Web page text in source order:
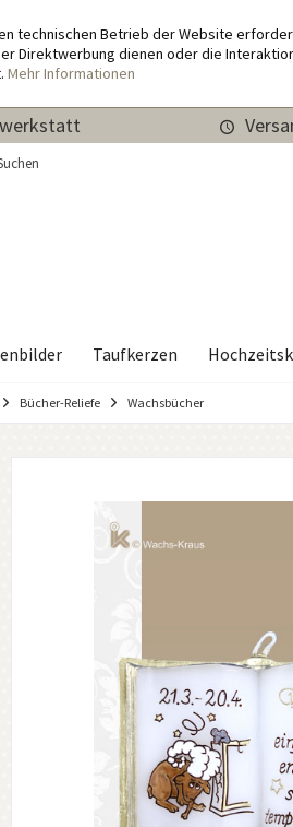
technischen Betrieb der Website
Direktwerbung dienen oder die
Mehr Informationen
Taufkerzen
Bücher-Reliefe Wachsbücher